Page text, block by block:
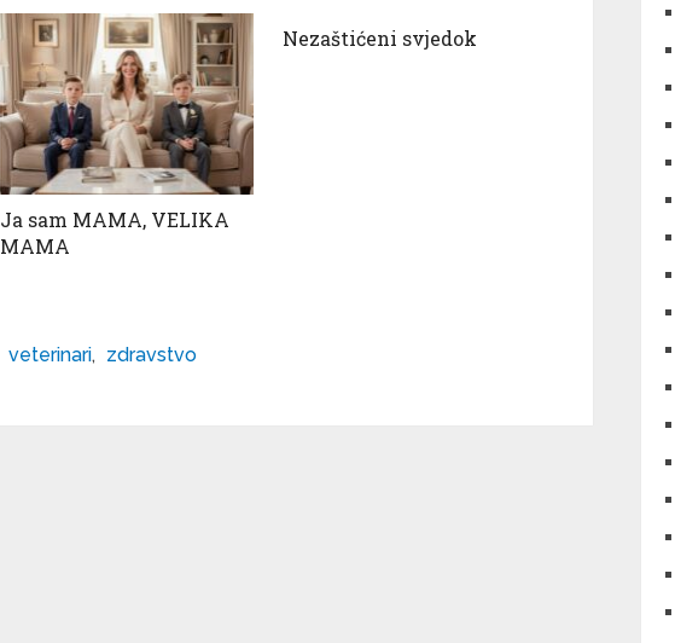
Ja sam MAMA, VELIKA
MAMA
Nezaštićeni svjedok
veterinari, zdravstvo